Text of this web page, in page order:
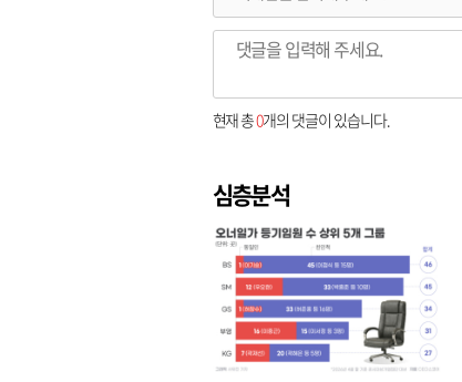
현재 총0개의 댓글이 있습니다.
심층분석